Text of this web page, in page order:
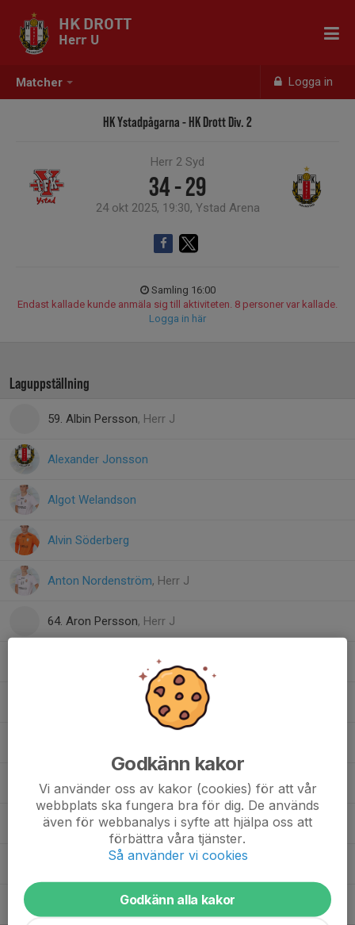
Matcher Logga in
HK DROTT
Herr U
HK Ystadpågarna - HK Drott Div. 2
Herr 2 Syd
34 - 29
24 okt 2025, 19:30, Ystad Arena
Samling 16:00
Endast kallade kunde anmäla sig till aktiviteten. 8 personer var kallade.
Logga in här
Laguppställning
59. Albin Persson, Herr J
Alexander Jonsson
Algot Welandson
Alvin Söderberg
Anton Nordenström, Herr J
64. Aron Persson, Herr J
11. Henning Mathisen , Herr J
Lukas Waide
74. Morris Troedson, Herr J
Måns Arrhenius
9. Neo Andersson, Herr A
Godkänn kakor
Vi använder oss av kakor (cookies) för att vår
webbplats ska fungera bra för dig. De används
även för webbanalys i syfte att hjälpa oss att
förbättra våra tjänster.
Så använder vi cookies
Godkänn alla kakor